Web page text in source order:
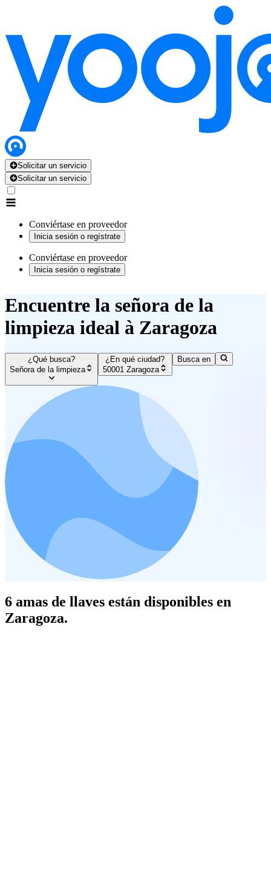
Solicitar un servicio
Solicitar un servicio
Conviértase en proveedor
Inicia sesión o regístrate
Conviértase en proveedor
Inicia sesión o regístrate
Encuentre la señora de la
limpieza ideal à Zaragoza
¿Qué busca?
Señora de la limpieza
¿En qué ciudad?
50001 Zaragoza
Busca en
6 amas de llaves están disponibles en
Zaragoza.